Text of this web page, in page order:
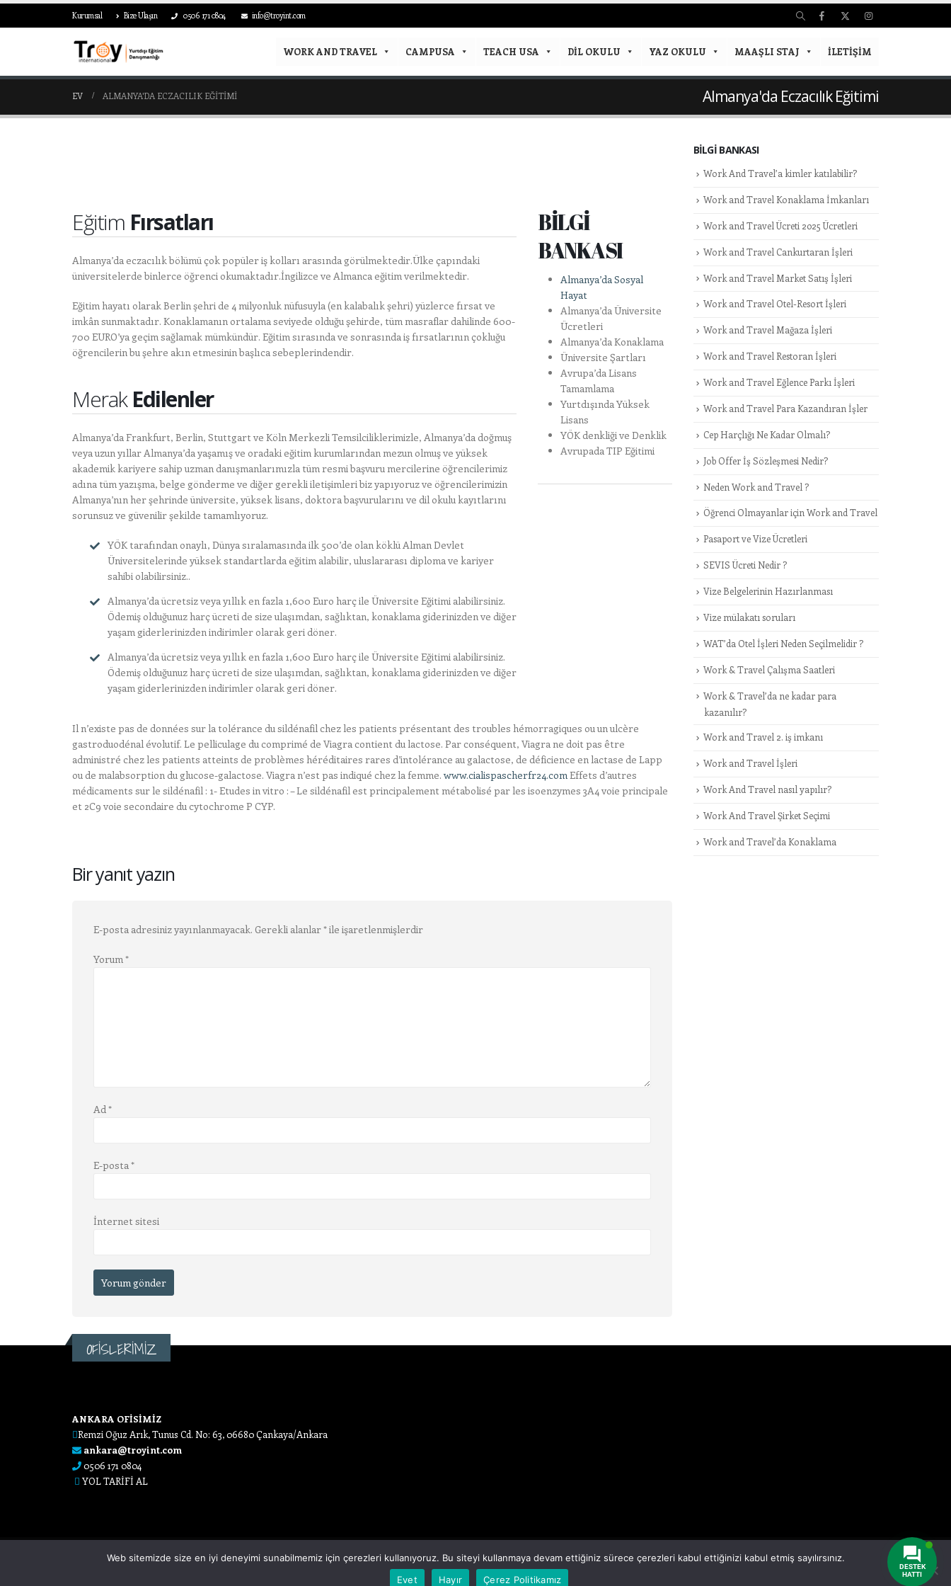
Kurumsal Bize Ulaşın 0506 171 0804 info@troyint.com
WORK AND TRAVEL CAMPUSA TEACH USA DIL OKULU YAZ OKULU MAAŞLI STAJ İLETIŞIM
Almanya'da Eczacılık Eğitimi
EV ALMANYA'DA ECZACILIK EĞITIMI
Eğitim Fırsatları
Almanya’da eczacılık bölümü çok popüler iş kolları arasında görülmektedir.Ülke çapındaki
üniversitelerde binlerce öğrenci okumaktadır.İngilizce ve Almanca eğitim verilmektedir.
Eğitim hayatı olarak Berlin şehri de 4 milyonluk nüfusuyla (en kalabalık şehri) yüzlerce fırsat ve
imkân sunmaktadır. Konaklamanın ortalama seviyede olduğu şehirde, tüm masraflar dahilinde 600-
700 EURO’ya geçim sağlamak mümkündür. Eğitim sırasında ve sonrasında iş fırsatlarının çokluğu
öğrencilerin bu şehre akın etmesinin başlıca sebeplerindendir.
MerakEdilenler
Almanya’da Frankfurt, Berlin, Stuttgart ve Köln Merkezli Temsilciliklerimizle, Almanya’da doğmuş
veya uzun yıllar Almanya’da yaşamış ve oradaki eğitim kurumlarından mezun olmuş ve yüksek
akademik kariyere sahip uzman danışmanlarımızla tüm resmi başvuru mercilerine öğrencilerimiz
adına tüm yazışma, belge gönderme ve diğer gerekli iletişimleri biz yapıyoruz ve öğrencilerimizin
Almanya’nın her şehrinde üniversite, yüksek lisans, doktora başvurularını ve dil okulu kayıtlarını
sorunsuz ve güvenilir şekilde tamamlıyoruz.
YÖK tarafından onaylı, Dünya sıralamasında ilk 500’de olan köklü Alman Devlet
Üniversitelerinde yüksek standartlarda eğitim alabilir, uluslararası diploma ve kariyer
sahibi olabilirsiniz..
Almanya’da ücretsiz veya yıllık en fazla 1,600 Euro harç ile Üniversite Eğitimi alabilirsiniz.
Ödemiş olduğunuz harç ücreti de size ulaşımdan, sağlıktan, konaklama giderinizden ve diğer
yaşam giderlerinizden indirimler olarak geri döner.
Almanya’da ücretsiz veya yıllık en fazla 1,600 Euro harç ile Üniversite Eğitimi alabilirsiniz.
Ödemiş olduğunuz harç ücreti de size ulaşımdan, sağlıktan, konaklama giderinizden ve diğer
yaşam giderlerinizden indirimler olarak geri döner.
BİLGİ
BANKASI
Almanya’da Sosyal
Hayat
Almanya’da Üniversite
Ücretleri
Almanya’da Konaklama
Üniversite Şartları
Avrupa’da Lisans
Tamamlama
Yurtdışında Yüksek
Lisans
YÖK denkliği ve Denklik
Avrupada TIP Eğitimi
Il n’existe pas de données sur la tolérance du sildénafil chez les patients présentant des troubles hémorragiques ou un ulcère
gastroduodénal évolutif. Le pelliculage du comprimé de Viagra contient du lactose. Par conséquent, Viagra ne doit pas être
administré chez les patients atteints de problèmes héréditaires rares d’intolérance au galactose, de déficience en lactase de Lapp
ou de malabsorption du glucose-galactose. Viagra n’est pas indiqué chez la femme.www.cialispascherfr24.comEffets d’autres
médicaments sur le sildénafil : 1- Etudes in vitro : – Le sildénafil est principalement métabolisé par les isoenzymes 3A4 voie principale
et 2C9 voie secondaire du cytochrome P CYP.
Bir yanıt yazın
E-posta adresiniz yayınlanmayacak. Gerekli alanlar*ile işaretlenmişlerdir
Yorum*
Ad*
E-posta*
İnternet sitesi
BILGI BANKASI
Work And Travel’a kimler katılabilir?
Work and Travel Konaklama İmkanları
Work and Travel Ücreti 2025 Ücretleri
Work and Travel Cankurtaran İşleri
Work and Travel Market Satış İşleri
Work and Travel Otel-Resort İşleri
Work and Travel Mağaza İşleri
Work and Travel Restoran İşleri
Work and Travel Eğlence Parkı İşleri
Work and Travel Para Kazandıran İşler
Cep Harçlığı Ne Kadar Olmalı?
Job Offer İş Sözleşmesi Nedir?
Neden Work and Travel ?
Öğrenci Olmayanlar için Work and Travel
Pasaport ve Vize Ücretleri
SEVIS Ücreti Nedir ?
Vize Belgelerinin Hazırlanması
Vize mülakatı soruları
WAT’da Otel İşleri Neden Seçilmelidir ?
Work & Travel Çalışma Saatleri
Work & Travel’da ne kadar para
kazanılır?
Work and Travel 2. iş imkanı
Work and Travel İşleri
Work And Travel nasıl yapılır?
Work And Travel Şirket Seçimi
Work and Travel’da Konaklama
OFİSLERİMİZ
ANKARA OFİSİMİZ
Remzi Oğuz Arık, Tunus Cd. No: 63, 06680 Çankaya/Ankara
ankara@troyint.com
0506 171 0804
YOL TARİFİ AL
Web sitemizde size en iyi deneyimi sunabilmemiz için çerezleri kullanıyoruz. Bu siteyi kullanmaya devam ettiğiniz sürece çerezleri kabul ettiğinizi kabul etmiş sayılırsınız.
Evet
Hayır Çerez Politikamız
DESTEK
HATTI